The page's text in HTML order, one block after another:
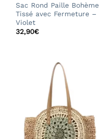
Sac Rond Paille Bohème
Tissé avec Fermeture –
Violet
32,90€